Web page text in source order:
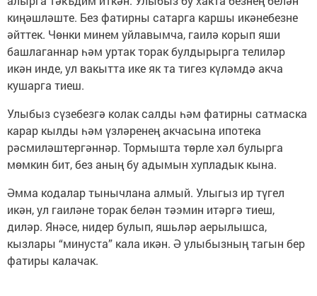
киңәшләште. Без фатирны сатарга каршы икәнебезне
әйттек. Чөнки минем уйлавымча, гаилә корып яши
башлаганнар һәм уртак торак булдырырга телиләр
икән инде, ул вакытта ике як та тигез күләмдә акча
кушарга тиеш.
Улыбыз сүзебезгә колак салды һәм фатирны сатмаска
карар кылды һәм үзләренең акчасына ипотека
рәсмиләштергәннәр. Тормышта төрле хәл булырга
мөмкин бит, без аның бу адымын хупладык кына.
Әмма кодалар тынычлана алмый. Улыгыз ир түгел
икән, ул гаиләне торак белән тәэмин итәргә тиеш,
диләр. Янәсе, нидер булып, яшьләр аерылышса,
кызлары “минуста” кала икән. Ә улыбызның тагын бер
фатиры калачак.